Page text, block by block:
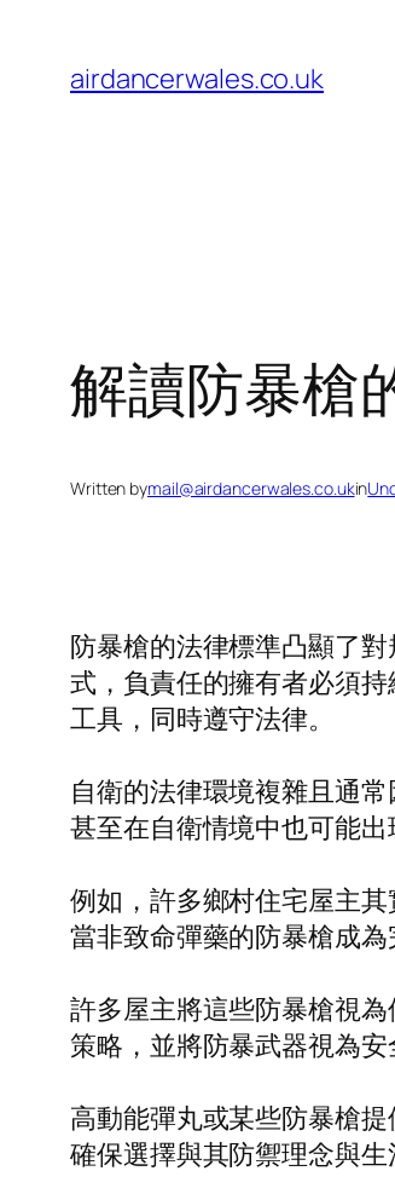
content
airdancerwales.co.uk
解讀防暴槍
Written bymail@airdancerwales.co.ukin
防暴槍的法律標準凸顯了
式，負責任的擁有者必須
工具，同時遵守法律。
自衛的法律環境複雜且通
甚至在自衛情境中也可能
例如，許多鄉村住宅屋主
當非致命彈藥的防暴槍成為
許多屋主將這些防暴槍視
策略，並將防暴武器視為安
高動能彈丸或某些防暴槍
確保選擇與其防禦理念與生